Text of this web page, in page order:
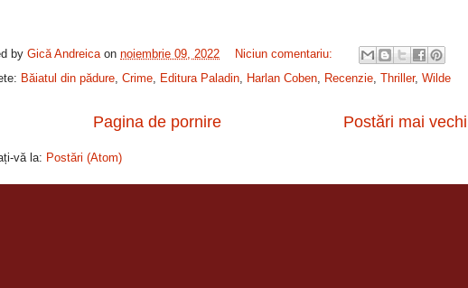
by Gică Andreica on noiembrie 09, 2022
Niciun comentariu:
Băiatul din pădure, Crime, Editura Paladin, Harlan Coben, Recenzie, Thriller, Wilde
Postări mai vechi
Pagina de pornire
vă la: Postări (Atom)